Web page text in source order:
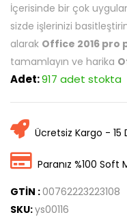
İçerisinde bir çok
sizde işlerinizi
alarak Office 2016 pro
tamamlayın ve harika
Adet:917 adet stokta
Ücretsiz Kargo -
Paranız %100 Soft
GTİN :00762223223108
SKU:ys00116